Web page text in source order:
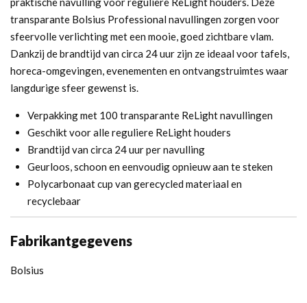
transparante Bolsius Professional navullingen zorgen voor
sfeervolle verlichting met een mooie, goed zichtbare vlam.
Dankzij de brandtijd van circa 24 uur zijn ze ideaal voor tafels,
horeca-omgevingen, evenementen en ontvangstruimtes waar
langdurige sfeer gewenst is.
Verpakking met 100 transparante ReLight navullingen
Geschikt voor alle reguliere ReLight houders
Brandtijd van circa 24 uur per navulling
Geurloos, schoon en eenvoudig opnieuw aan te steken
Polycarbonaat cup van gerecycled materiaal en
recyclebaar
Fabrikantgegevens
Bolsius